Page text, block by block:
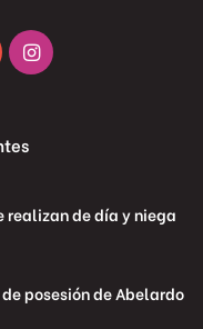
Instagram
realizan de día y niega
posesión de Abelardo